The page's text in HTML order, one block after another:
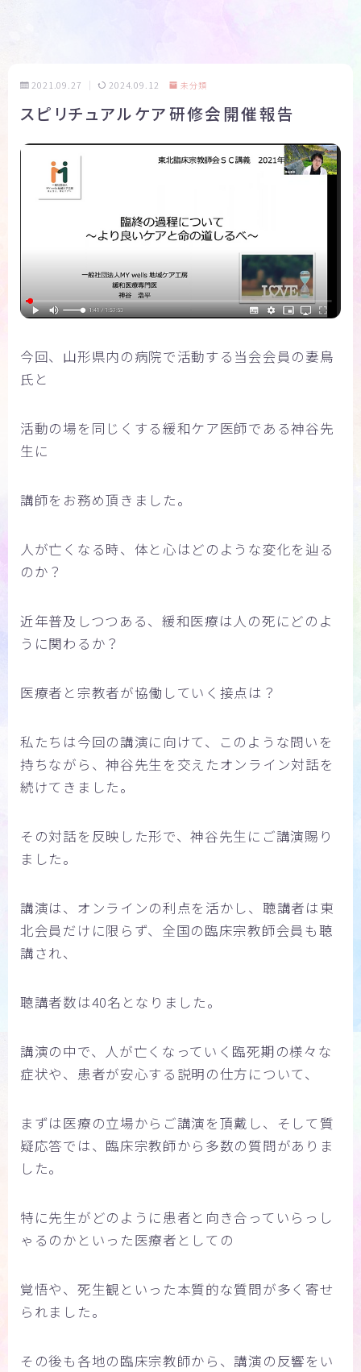
2021.09.27 2024.09.12 未分類
スピリチュアルケア研修会開催報告
今回、山形県内の病院で活動する当会会員の妻鳥
氏と
活動の場を同じくする緩和ケア医師である神谷先
生に
講師をお務め頂きました。
人が亡くなる時、体と心はどのような変化を辿る
のか？
近年普及しつつある、緩和医療は人の死にどのよ
うに関わるか？
医療者と宗教者が協働していく接点は？
私たちは今回の講演に向けて、このような問いを
持ちながら、神谷先生を交えたオンライン対話を
続けてきました。
その対話を反映した形で、神谷先生にご講演賜り
ました。
講演は、オンラインの利点を活かし、聴講者は東
北会員だけに限らず、全国の臨床宗教師会員も聴
講され、
聴講者数は40名となりました。
講演の中で、人が亡くなっていく臨死期の様々な
症状や、患者が安心する説明の仕方について、
まずは医療の立場からご講演を頂戴し、そして質
疑応答では、臨床宗教師から多数の質問がありま
した。
特に先生がどのように患者と向き合っていらっし
ゃるのかといった医療者としての
覚悟や、死生観といった本質的な質問が多く寄せ
られました。
その後も各地の臨床宗教師から、講演の反響をい